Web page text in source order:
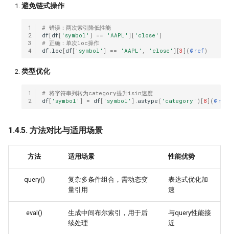
打新模型如何构建？
拯救CCI！因子纯化后，证实CCI
Political Alpha，跟着国会山股神
Ifind25
​避免链式操作
1
2
3
4
# 错误：两次索引降低性能
df[ df[ 'symbol' ] == 'AAPL' ][ 'close' ]
# 正确：单次loc操作
df. loc [ df[ 'symbol' ] == 'AAPL' 'close' ][3 ]( @ref)
​类型优化
1
2
# 将字符串列转为category提升isin速度
df[ 'symbol' ] = df[ 'symbol' ] . astype ( 'category' )[ 8 ]( @ref
1.4.5. 方法对比与适用场景
方法 适用场景 性能优势
query()
复杂多条件组合，需动态变
量引用
表达式优化加
速
eval()
生成中间布尔索引，用于后
续处理
与query性能接
近